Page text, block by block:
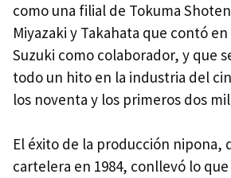
como una filial de Tokuma
Miyazaki y Takahata que contó
Suzuki como colaborador, y que
todo un hito en la industria del
los noventa y los primeros dos
El éxito de la producción nipona,
cartelera en 1984, conllevó lo que